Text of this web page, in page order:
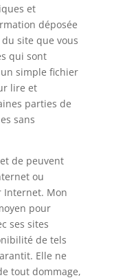
et
déposée
site que vous
qui sont
simple fichier
lire et
parties de
sans
de peuvent
ou
Internet. Mon
pour
ses sites
de tels
Elle ne
tout dommage,